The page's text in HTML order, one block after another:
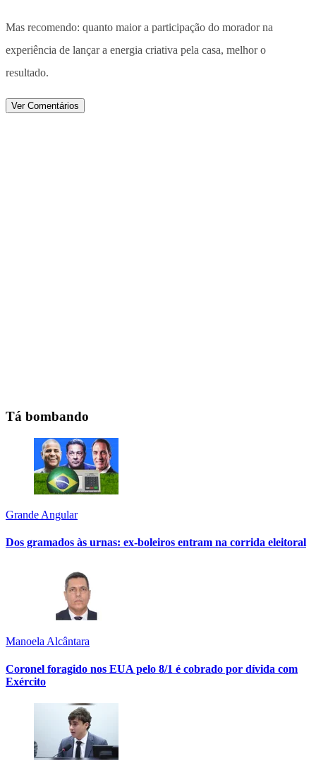
Mas recomendo: quanto maior a participação do morador na
experiência de lançar a energia criativa pela casa, melhor o
resultado.
Ver Comentários
Tá bombando
Grande Angular
Dos gramados às urnas: ex-boleiros entram na corrida eleitoral
Manoela Alcântara
Coronel foragido nos EUA pelo 8/1 é cobrado por dívida com
Exército